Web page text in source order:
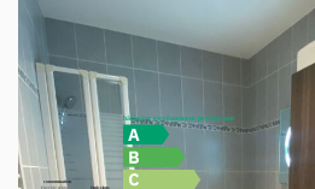
exposé sont disponibles sur le
www.georisques.gouv.fr
Diagnostics énergétiques